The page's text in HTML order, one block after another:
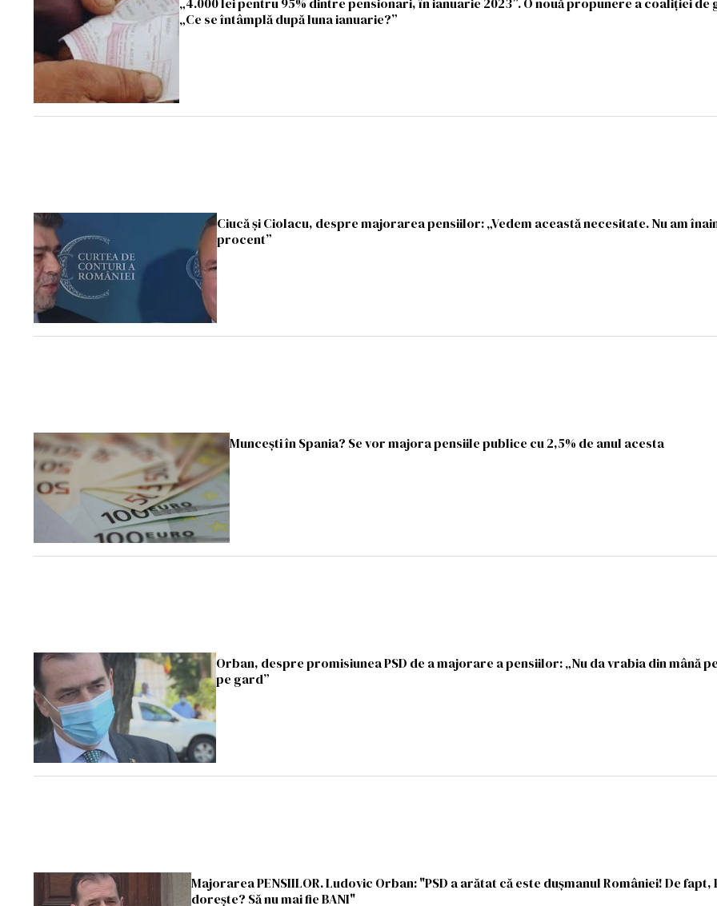
„Ce se întâmplă după luna ianuarie?”
Ciucă și Ciolacu, despre majorarea pensiilor: „Vedem această necesitate. Nu am
procent”
Muncești în Spania? Se vor majora pensiile publice cu 2,5% de anul acesta
Orban, despre promisiunea PSD de a majorare a pensiilor: „Nu da vrabia din mână
pe gard”
Majorarea PENSIILOR. Ludovic Orban: "PSD a arătat că este duşmanul României! De fapt,
doreşte? Să nu mai fie BANI"